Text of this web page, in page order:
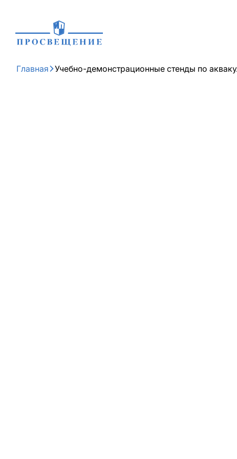
Главная Учебно-демонстрационные стенды по